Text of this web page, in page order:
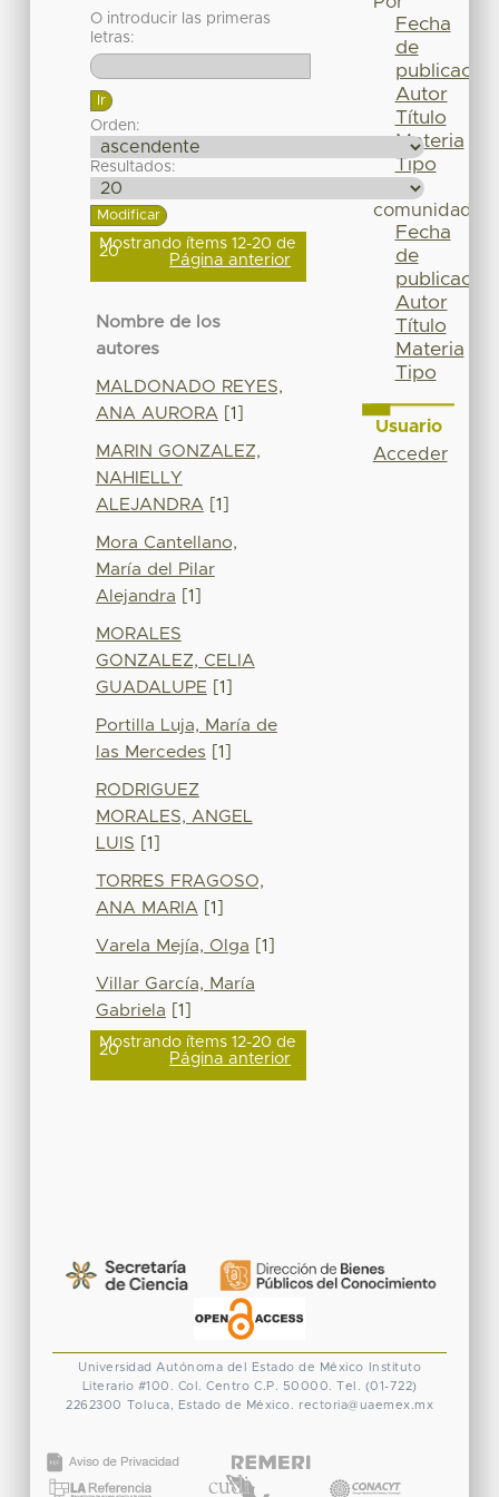
O introducir las primeras
letras:
Orden:
Resultados:
Mostrando ítems 12-20 de
20 Página anterior
Nombre de los
autores
MALDONADO REYES,
ANA AURORA [1]
MARIN GONZALEZ,
NAHIELLY
ALEJANDRA [1]
Mora Cantellano,
María del Pilar
Alejandra [1]
MORALES
GONZALEZ, CELIA
GUADALUPE [1]
Portilla Luja, María de
las Mercedes [1]
RODRIGUEZ
MORALES, ANGEL
LUIS [1]
TORRES FRAGOSO,
ANA MARIA [1]
Varela Mejía, Olga [1]
Villar García, María
Gabriela [1]
Mostrando ítems 12-20 de
20 Página anterior
Fecha
de
publicación
Autor
Título
Materia
Tipo
comunidad
Fecha
de
publicación
Autor
Título
Materia
Tipo
Usuario
Acceder
Universidad Autónoma del Estado de México
Instituto
Literario #100. Col. Centro C.P. 50000. Tel. (01-722)
2262300 Toluca, Estado de México. rectoria@uaemex.mx